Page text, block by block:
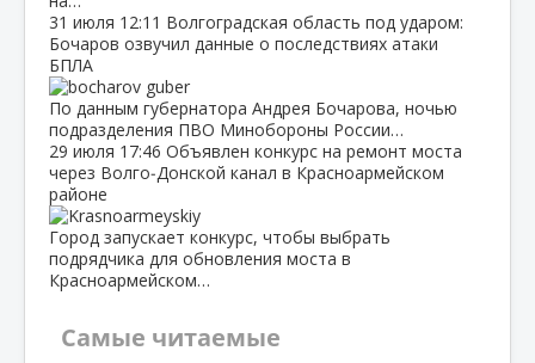
31 июля 12:11 Волгоградская область под ударом:
Бочаров озвучил данные о последствиях атаки
БПЛА
По данным губернатора Андрея Бочарова, ночью
подразделения ПВО Минобороны России…
29 июля 17:46 Объявлен конкурс на ремонт моста
через Волго‑Донской канал в Красноармейском
районе
Город запускает конкурс, чтобы выбрать
подрядчика для обновления моста в
Красноармейском…
Самые читаемые